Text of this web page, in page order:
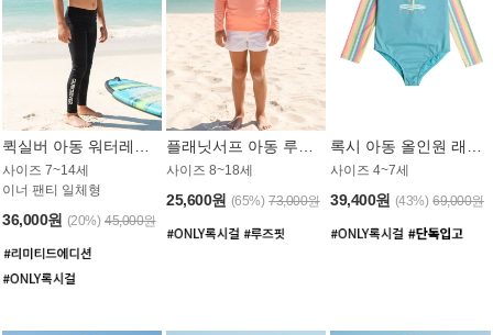
사이즈 7~14세
이너 팬티 일체형
36,000원 (20%) 45,000원
사이즈 8~18세
25,600원 (65%) 73,000원
사이즈 4~7세
39,400원 (43%) 69,000원